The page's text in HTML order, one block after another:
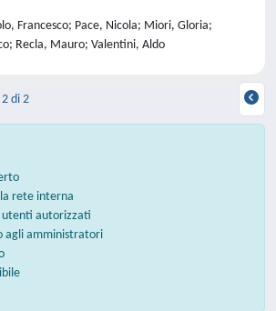
Francesco; Pace, Nicola; Miori, Gloria;
Recla, Mauro; Valentini, Aldo
di 2
rete interna
autorizzati
agli amministratori